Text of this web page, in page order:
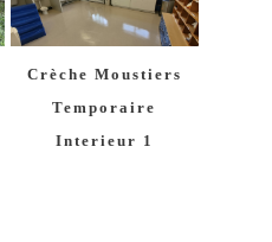
Crèche Moustiers
Temporaire
Interieur 1